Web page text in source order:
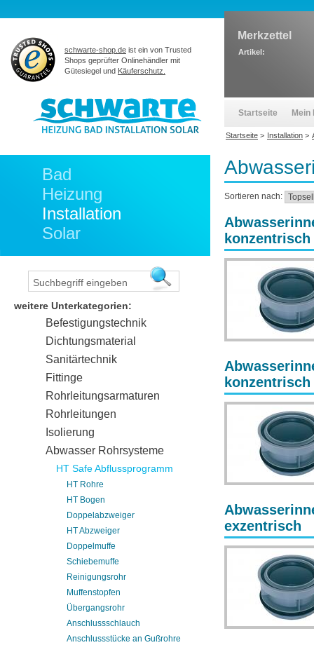
Sortieren nach:
konzentrisch
konzentrisch
exzentrisch
Bad
Heizung
Installation
Solar
weitere Unterkategorien:
Befestigungstechnik
Dichtungsmaterial
Sanitärtechnik
Fittinge
Rohrleitungsarmaturen
Rohrleitungen
Isolierung
Abwasser Rohrsysteme
HT Safe Abflussprogramm
HT Rohre
HT Bogen
Doppelabzweiger
HT Abzweiger
Doppelmuffe
Schiebemuffe
Reinigungsrohr
Muffenstopfen
Übergangsrohr
Anschlussschlauch
Anschlussstücke an Gußrohre
schwarte-shop.de ist ein von Trusted
Shops geprüfter Onlinehändler mit
Gütesiegel und Käuferschutz.
Merkzettel
Artikel:
Startseite Mein
Startseite > Installation >